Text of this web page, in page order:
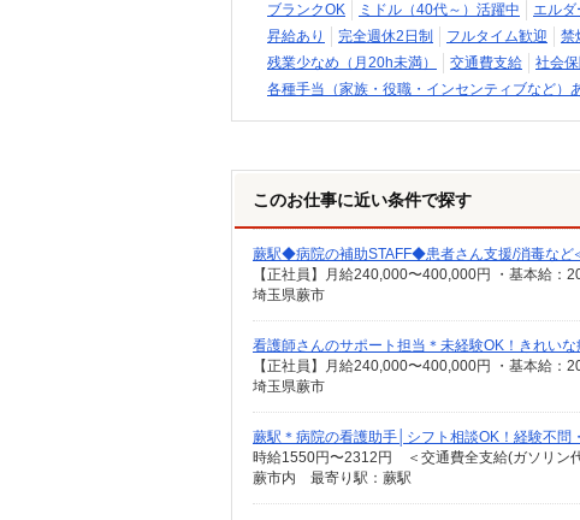
ブランクOK
ミドル（40代～）活躍中 エル
昇給あり
完全週休2日制 フルタイム歓迎 禁
残業少なめ（月20h未満）
交通費支給 社会
各種手当（家族・役職・インセンティブなど）
このお仕事に近い条件で探す
蕨駅◆病院の補助STAFF◆患者さん支援/消毒な
埼玉県蕨市
看護師さんのサポート担当＊未経験OK！きれいな
埼玉県蕨市
蕨駅＊病院の看護助手│シフト相談OK！経験不
時給1550円〜2312円 ＜交通費全支給(ガソリン
蕨市内 最寄り駅：蕨駅